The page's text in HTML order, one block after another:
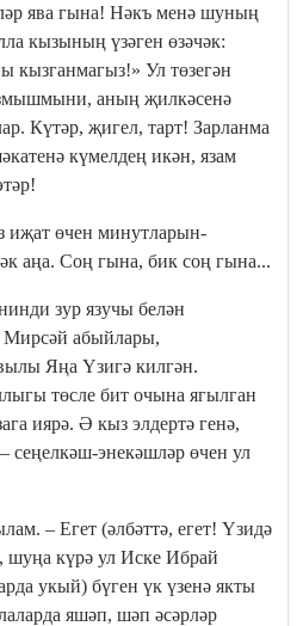
ява гына! Нәкъ менә шуның
кызының үзәген өзәчәк:
кызганмагыз!» Ул төзегән
аның җилкәсенә
Күтәр, җигел, тарт! Зарланма
күмелдең икән, язам
иҗат өчен минутларын-
аңа. Соң гына, бик соң гына...
зур язучы белән
абыйлары,
Яңа Үзигә килгән.
төсле бит очына ягылган
иярә. Ә кыз элдертә генә,
энекәшләр өчен ул
– Егет (әлбәттә, егет! Үзидә
күрә ул Иске Ибрай
укый) бүген үк үзенә якты
яшәп, шәп әсәрләр